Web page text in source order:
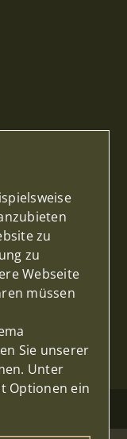
ist
Arbeit
Einblick
Arbeit.
zu
zu
Webseite
müssen
Sie unserer
Unter
Optionen ein